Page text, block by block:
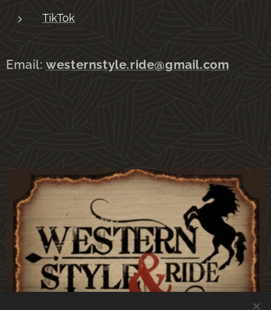
TikTok
Email:westernstyle.ride@gmail.com